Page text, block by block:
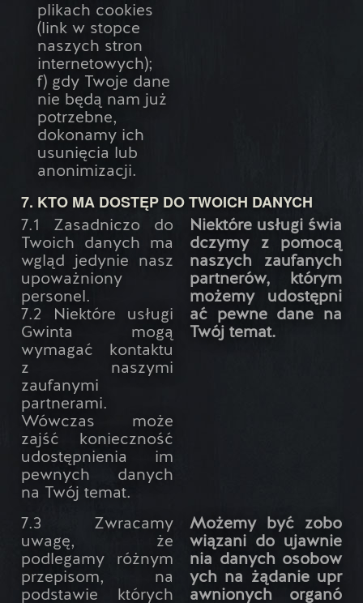
plikach cookies
(link w stopce
naszych stron
internetowych);
f) gdy Twoje dane
nie będą nam już
potrzebne,
dokonamy ich
usunięcia lub
anonimizacji.
7. KTO MA DOSTĘP DO TWOICH DANYCH
7.1 Zasadniczo do
Twoich danych ma
wgląd jedynie nasz
upoważniony
personel.
7.2 Niektóre usługi
Gwinta mogą
wymagać kontaktu
z naszymi
zaufanymi
partnerami.
Wówczas może
zajść konieczność
udostępnienia im
pewnych danych
na Twój temat.
Niektóre usługi świa
dczymy z pomocą
naszych zaufanych
partnerów, którym
możemy udostępni
ać pewne dane na
Twój temat.
7.3 Zwracamy
uwagę, że
podlegamy różnym
przepisom, na
podstawie których
Możemy być zobo
wiązani do ujawnie
nia danych osobow
ych na żądanie upr
awnionych organó